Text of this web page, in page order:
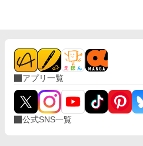
アプリ一覧
公式SNS一覧